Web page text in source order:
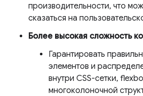
производительности, что
сказаться на
Более высокая сложность
Гарантировать
элементов и
внутри CSS-сетки,
многоколоночной